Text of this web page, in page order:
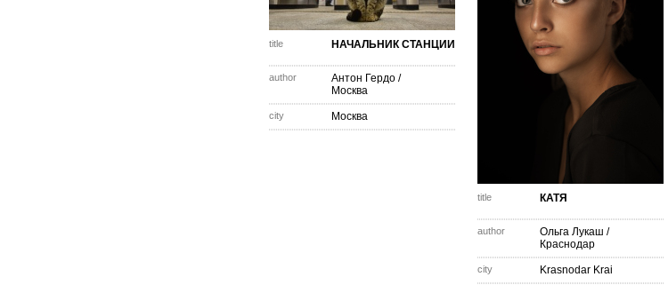
title НАЧАЛЬНИК СТАНЦИИ
author Антон Гердо /
Москва
city Москва
title КАТЯ
author Ольга Лукаш /
Краснодар
city Krasnodar Krai